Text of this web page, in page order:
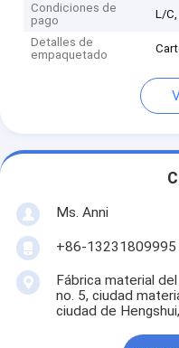
Condiciones de
pago
L/
Detalles de
empaquetado
Ms. Anni
+86-13231809995
Fábrica material
no. 5, ciudad
ciudad de